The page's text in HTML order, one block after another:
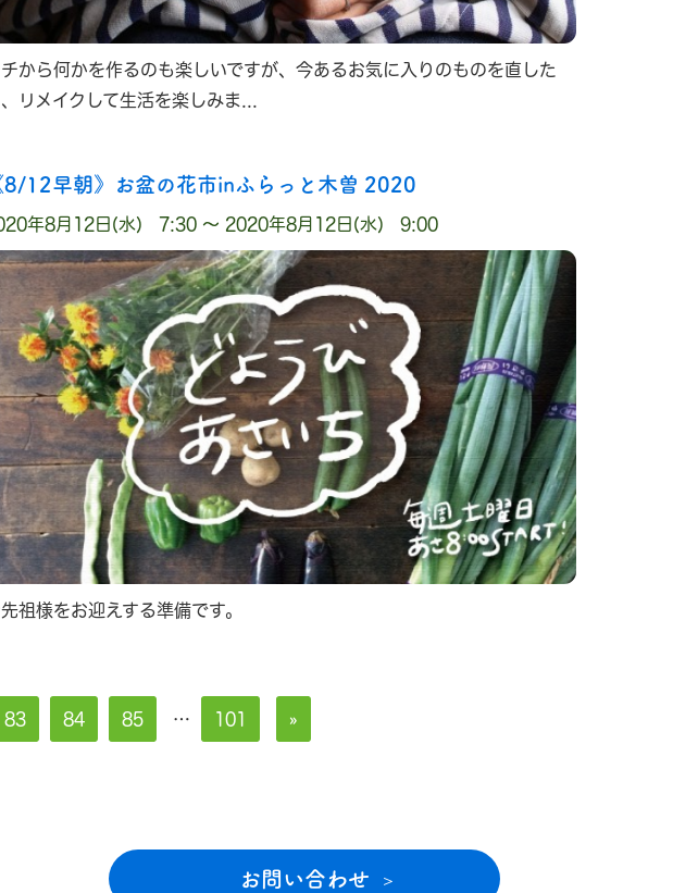
から何かを作るのも楽しいですが、今あるお気に入りのものを直した
、リメイクして生活を楽しみま...
8/12早朝》お盆の花市inふらっと木曽 2020
年8月12日(水) 7:30 〜 2020年8月12日(水) 9:00
祖様をお迎えする準備です。
83 84 85 … 101 »
お問い合わせ